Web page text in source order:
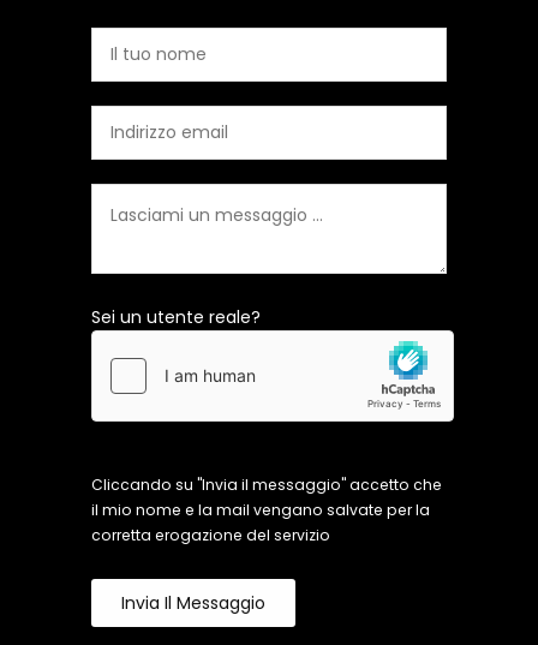
Sei un utente reale?
Cliccando su "Invia il messaggio" accetto che
il mio nome e la mail vengano salvate per la
corretta erogazione del servizio
Invia Il Messaggio